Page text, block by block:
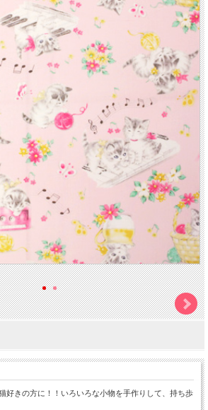
好きの方に！！いろいろな小物を手作りして、持ち歩